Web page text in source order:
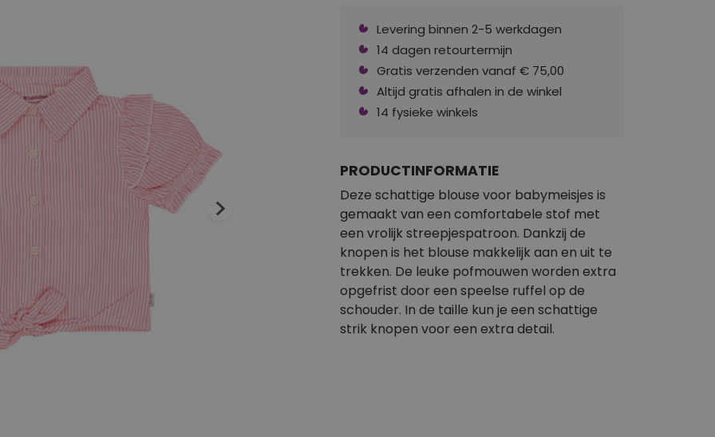
Levering binnen 2-5 werkdagen
14 dagen retourtermijn
Gratis verzenden vanaf € 75,00
Altijd gratis afhalen in de winkel
14 fysieke winkels
PRODUCTINFORMATIE
Deze schattige blouse voor babymeisjes is
gemaakt van een comfortabele stof met
een vrolijk streepjespatroon. Dankzij de
knopen is het blouse makkelijk aan en uit te
trekken. De leuke pofmouwen worden extra
opgefrist door een speelse ruffel op de
schouder. In de taille kun je een schattige
strik knopen voor een extra detail.